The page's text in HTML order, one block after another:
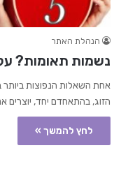
הנהלת האתר
נשמות תאומות?
אחת השאלות הנפוצות ביותר
הזוג, בהתאחדם יחד, יוצרים
לחץ להמשך »